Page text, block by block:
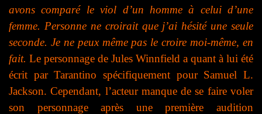
avons comparé le viol d’un homme à celui d’une
femme. Personne ne croirait que j’ai hésité une seule
seconde. Je ne peux même pas le croire moi-même, en
fait. Le personnage de Jules Winnfield a quant à lui été
écrit par Tarantino spécifiquement pour Samuel L.
Jackson. Cependant, l’acteur manque de se faire voler
son personnage après une première audition